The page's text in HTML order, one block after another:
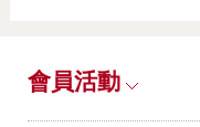
會員活動